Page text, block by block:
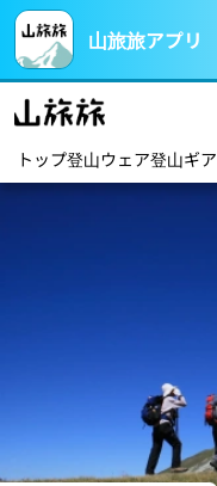
山旅旅アプリ
トップ登山ウェア登山ギア